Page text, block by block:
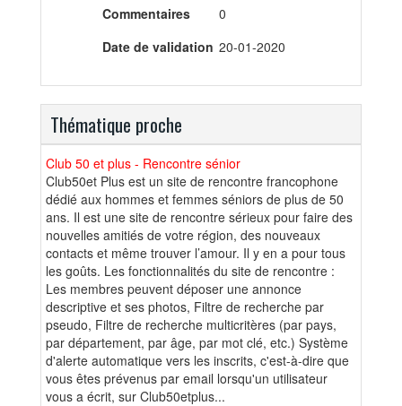
Commentaires
0
Date de validation 20-01-2020
Thématique proche
Club 50 et plus - Rencontre sénior
Club50et Plus est un site de rencontre francophone
dédié aux hommes et femmes séniors de plus de 50
ans. Il est une site de rencontre sérieux pour faire des
nouvelles amitiés de votre région, des nouveaux
contacts et même trouver l’amour. Il y en a pour tous
les goûts. Les fonctionnalités du site de rencontre :
Les membres peuvent déposer une annonce
descriptive et ses photos, Filtre de recherche par
pseudo, Filtre de recherche multicritères (par pays,
par département, par âge, par mot clé, etc.) Système
d'alerte automatique vers les inscrits, c'est-à-dire que
vous êtes prévenus par email lorsqu'un utilisateur
vous a écrit, sur Club50etplus...